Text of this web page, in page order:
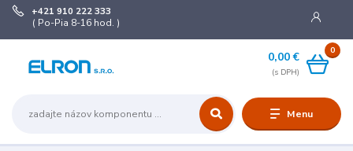
Menu
+421 910 222 333
( Po-Pia 8-16 hod. )
0
0,00 €